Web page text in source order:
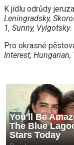
K jídlu odrůdy
Leningradsky,
1, Sunny, Vylgotsky.
Pro okrasné
Interest,